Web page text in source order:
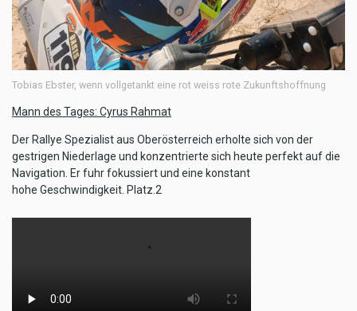
Tobias Ebster, wenn vollgetankt eine rot weiss rote Zukunftshoffnung
Mann des Tages: Cyrus Rahmat
Der Rallye Spezialist aus Oberösterreich erholte sich von der
gestrigen Niederlage und konzentrierte sich heute perfekt auf die
Navigation. Er fuhr fokussiert und eine konstant
hohe Geschwindigkeit. Platz.2